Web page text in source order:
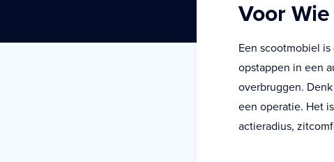
Voor
Een scootmobiel
opstappen in een
overbruggen.
een operatie. Het
actieradius,